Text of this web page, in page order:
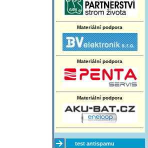
Materiální podpora
Materiální podpora
Materiální podpora
test antispamu